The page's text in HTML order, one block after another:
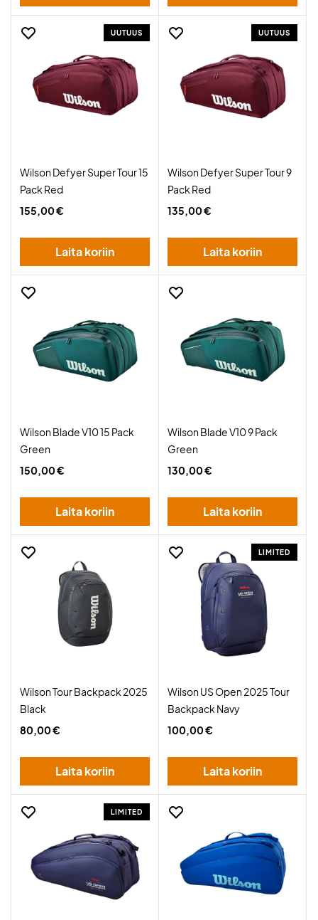
UUTUUS
Wilson Defyer Super Tour 15
Pack Red
155,00 €
Laita koriin
UUTUUS
Wilson Defyer Super Tour 9
Pack Red
135,00 €
Laita koriin
Wilson Blade V10 15 Pack
Green
150,00 €
Laita koriin
Wilson Blade V10 9 Pack
Green
130,00 €
Laita koriin
Wilson Tour Backpack 2025
Black
80,00 €
Laita koriin
LIMITED
Wilson US Open 2025 Tour
Backpack Navy
100,00 €
Laita koriin
LIMITED